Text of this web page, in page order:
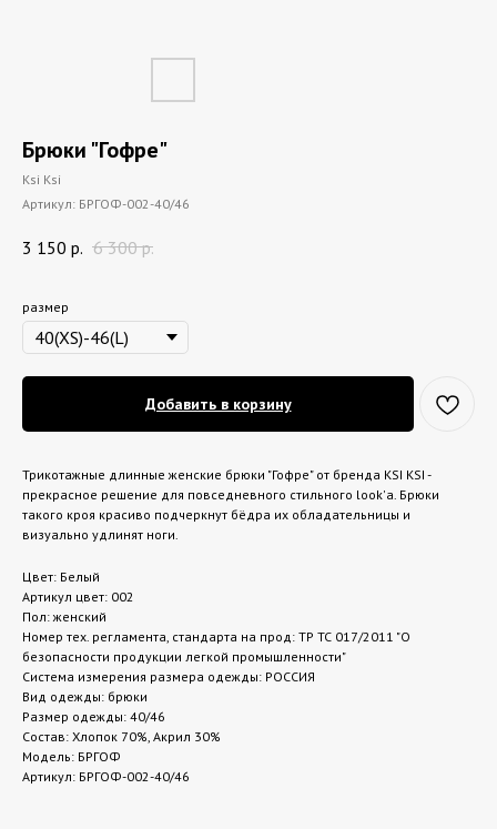
Брюки "Гофре"
Ksi Ksi
Артикул: БРГОФ-002-40/46
3 150 р. 6 300 р.
размер
Добавить в корзину
Трикотажные длинные женские брюки "Гофре" от бренда KSI KSI -
прекрасное решение для повседневного стильного look'а. Брюки
такого кроя красиво подчеркнут бёдра их обладательницы и
визуально удлинят ноги.
Цвет: Белый
Артикул цвет: 002
Пол: женский
Номер тех. регламента, стандарта на прод: ТР ТС 017/2011 "О
безопасности продукции легкой промышленности"
Система измерения размера одежды: РОССИЯ
Вид одежды: брюки
Размер одежды: 40/46
Состав: Хлопок 70%, Акрил 30%
Модель: БРГОФ
Артикул: БРГОФ-002-40/46